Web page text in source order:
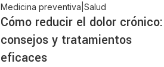
Medicina preventiva|Salud
Cómo reducir el dolor crónico:
consejos y tratamientos
eficaces